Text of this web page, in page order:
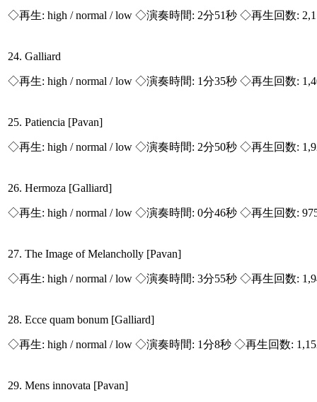
◇再生: high / normal / low ◇演奏時間: 2分51秒 ◇再生回数:
24. Galliard
◇再生: high / normal / low ◇演奏時間: 1分35秒 ◇再生回数:
25. Patiencia [Pavan]
◇再生: high / normal / low ◇演奏時間: 2分50秒 ◇再生回数:
26. Hermoza [Galliard]
◇再生: high / normal / low ◇演奏時間: 0分46秒 ◇再生回数:
27. The Image of Melancholly [Pavan]
◇再生: high / normal / low ◇演奏時間: 3分55秒 ◇再生回数:
28. Ecce quam bonum [Galliard]
◇再生: high / normal / low ◇演奏時間: 1分8秒 ◇再生回数:
29. Mens innovata [Pavan]